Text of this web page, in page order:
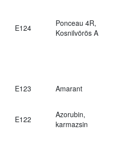
E124
Ponceau 4R,
Kosnilvörös A
E123
Amarant
E122
Azorubin,
karmazsin